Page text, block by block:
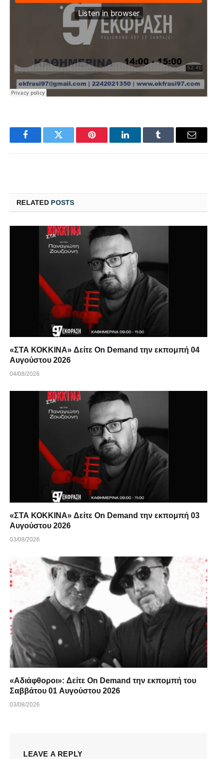
FacebookTwitter Pinterest LinkedInTumblr Email
RELATED POSTS
«ΣΤΑ ΚΟΚΚΙΝΑ» Δείτε On Demand την εκπομπή 04
Αυγούστου 2026
04/08/2026
«ΣΤΑ ΚΟΚΚΙΝΑ» Δείτε On Demand την εκπομπή 03
Αυγούστου 2026
03/08/2026
«Αδιάφθοροι»: Δείτε On Demand την εκπομπή του
Σαββάτου 01 Αυγούστου 2026
03/08/2026
LEAVE A REPLY